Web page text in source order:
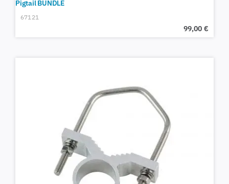
Pigtail BUNDLE
67121
99,00 €